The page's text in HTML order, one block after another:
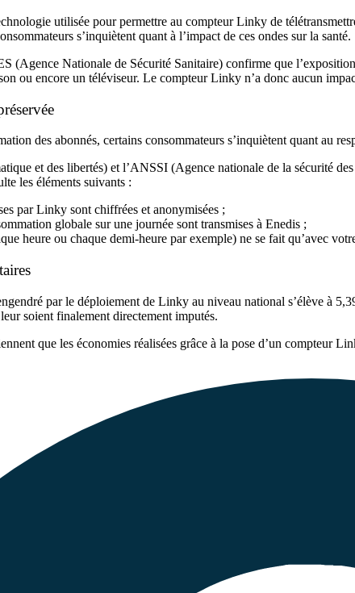
utilisée pour permettre au compteur Linky de
s’inquiètent quant à l’impact de ces ondes sur la santé.
(Agence Nationale de Sécurité Sanitaire) confirme que
ou encore un téléviseur. Le compteur Linky n’a donc aucun
des abonnés, certains consommateurs s’inquiètent quant au
et des libertés) et l’ANSSI (Agence nationale de la sécurité
les éléments suivants :
par Linky sont chiffrées et anonymisées ;
globale sur une journée sont transmises à Enedis ;
heure ou chaque demi-heure par exemple) ne se fait qu’avec
par le déploiement de Linky au niveau national s’élève à
soient finalement directement imputés.
que les économies réalisées grâce à la pose d’un compteur